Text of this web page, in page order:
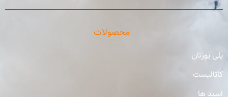
محصولات
پلی یورتان
کاتالیست
اسید ها